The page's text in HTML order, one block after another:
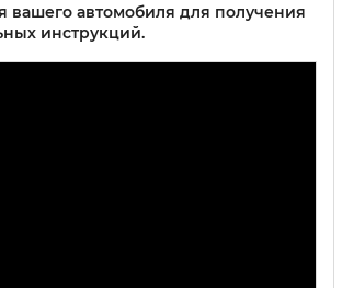
вашего автомобиля для получения
инструкций.